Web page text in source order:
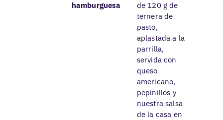
hamburguesa
de 120 g de
ternera de
pasto,
aplastada a la
parrilla,
servida con
queso
americano,
pepinillos y
nuestra salsa
de la casa en